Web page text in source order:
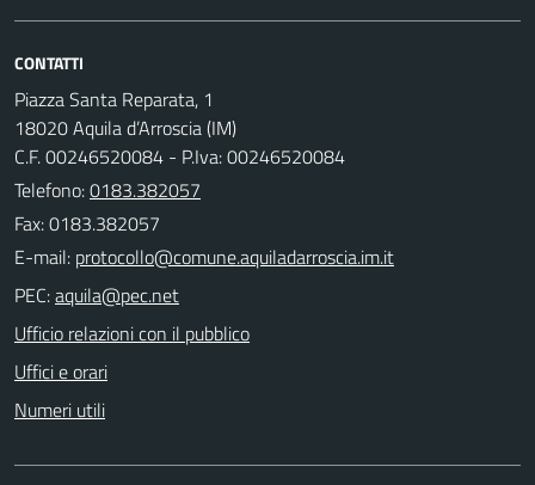
CONTATTI
Piazza Santa Reparata, 1
18020 Aquila d’Arroscia (IM)
C.F. 00246520084 - P.Iva: 00246520084
Telefono:0183.382057
Fax: 0183.382057
E-mail:
PEC:
Ufficio relazioni con il pubblico
Uffici e orari
Numeri utili